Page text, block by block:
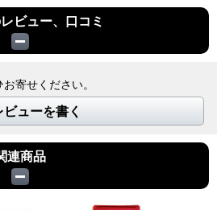
ビュー、口コミ
寄せください。
ビューを書く
連商品